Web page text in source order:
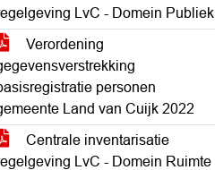
LvC - Domein Publiek
Verordening
personen
Land van Cuijk 2022
Centrale inventarisatie
LvC - Domein Ruimte